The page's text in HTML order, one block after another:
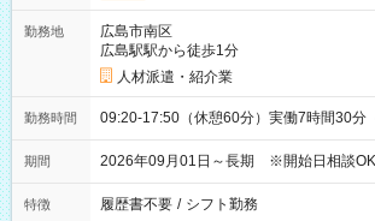
勤務地
広島市南区
広島駅駅から徒歩1分
人材派遣・紹介業
勤務時間 09:20-17:50（休憩60分）実働7時間30分
期間 2026年09月01日～長期 ※開始日相談
特徴 履歴書不要 / シフト勤務